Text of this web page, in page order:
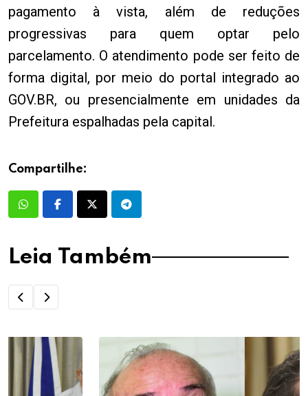
pagamento à vista, além de reduções
progressivas para quem optar pelo
parcelamento. O atendimento pode ser feito de
forma digital, por meio do portal integrado ao
GOV.BR, ou presencialmente em unidades da
Prefeitura espalhadas pela capital.
Compartilhe:
Leia Também